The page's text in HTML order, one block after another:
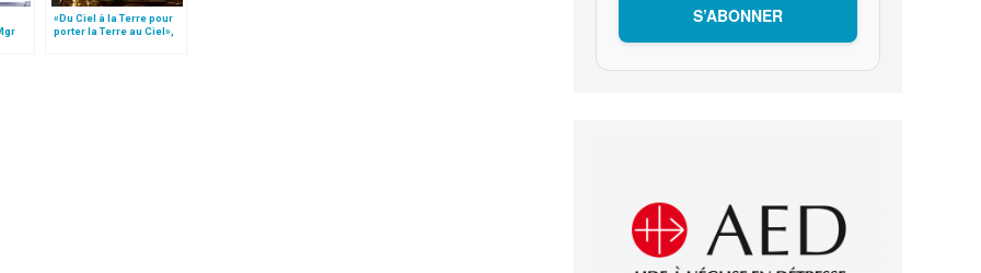
«Du Ciel à la Terre pour
porter la Terre au Ciel»,
S’ABONNER